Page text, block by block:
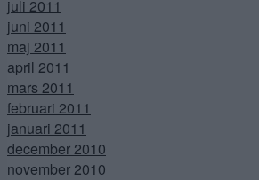
juli 2011
juni 2011
maj 2011
april 2011
mars 2011
februari 2011
januari 2011
december 2010
november 2010